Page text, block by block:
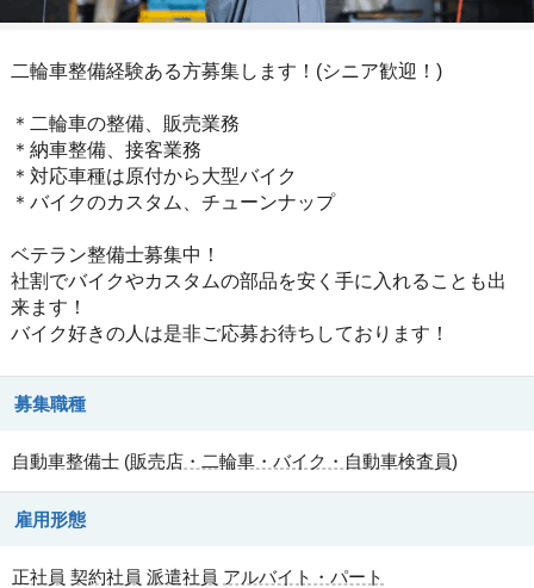
二輪車整備経験ある方募集します！(シニア歓迎！)
＊二輪車の整備、販売業務
＊納車整備、接客業務
＊対応車種は原付から大型バイク
＊バイクのカスタム、チューンナップ
ベテラン整備士募集中！
社割でバイクやカスタムの部品を安く手に入れることも出
来ます！
バイク好きの人は是非ご応募お待ちしております！
募集職種
自動車整備士 (販売店・二輪車・バイク・自動車検査員)
雇用形態
正社員 契約社員 派遣社員 アルバイト・パート